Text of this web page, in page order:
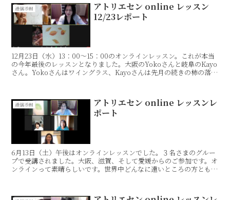
通信添削
アトリエセン online レッスン
12/23レポート
12月23日（水）13：00〜15：00のオンラインレッスン。これが本当
の今年最後のレッスンとなりました。大阪のYokoさんと岐阜のKayo
さん。Yokoさんはワイングラス、Kayoさんは先月の続きの柿の落ち
通信添削
アトリエセン online レッスンレ
ポート
6月13日（土）午後はオンラインレッスンでした。３名さまのグルー
プで受講されました。大阪、滋賀、そして愛媛からのご参加です。オ
ンラインって素晴らしいです。世界中どんなに遠いところの方とも一